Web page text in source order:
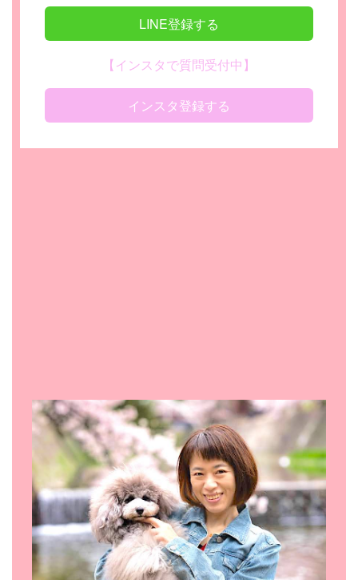
LINE登録する
【インスタで質問受付中】
インスタ登録する